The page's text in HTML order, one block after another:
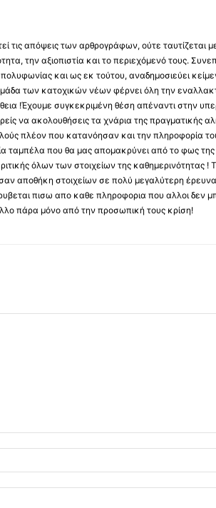
τις απόψεις των αρθρογράφων, ούτε
την αξιοπιστία και το περιεχόμενό τους.
και ως εκ τούτου, αναδημοσιεύει
των κατοχικών νέων φέρνει όλη την
!Έχουμε συγκεκριμένη θέση απέναντι στην
να ακολουθήσεις τα χνάρια της πραγματικής
πλέον που κατανόησαν και την πληροφορία
ταμπέλα που θα μας απομακρύνει από το φως της
όλων των στοιχείων της καθημερινότητας
αποθήκη στοιχείων σε πολύ μεγαλύτερη
πισω απο καθε πληροφορια που αλλοι
πάρα μόνο από την προσωπική τους κρίση!